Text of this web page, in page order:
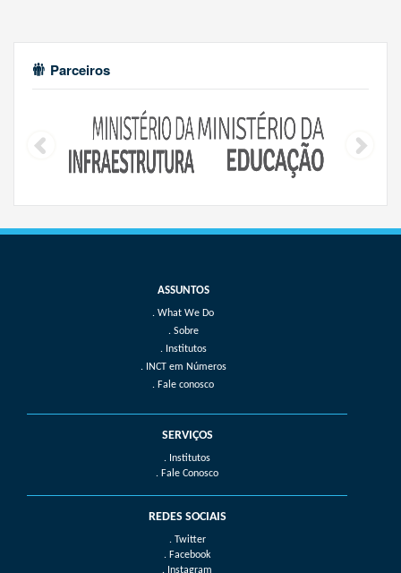
Parceiros
What We Do
Sobre
Institutos
INCT em Números
Fale conosco
SERVIÇOS
. Institutos
. Fale Conosco
REDES SOCIAIS
. Twitter
. Facebook
. Instagram